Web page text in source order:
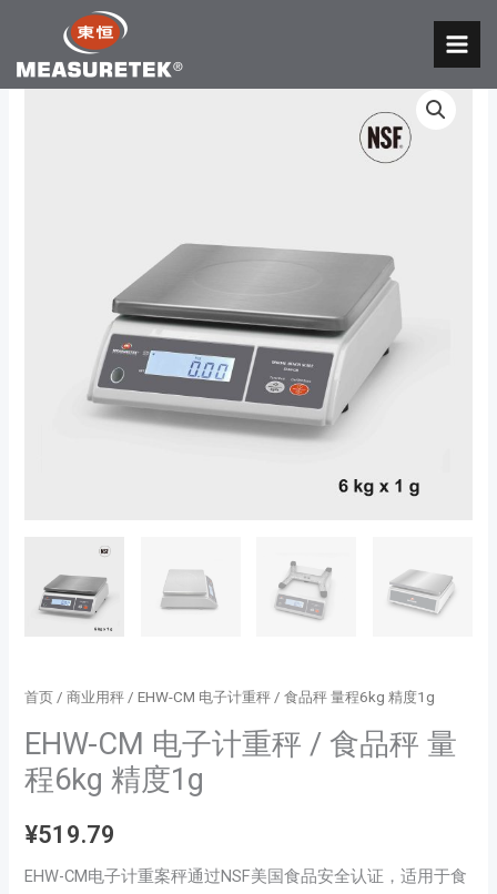
首页 /商业用秤 / EHW-CM 电子计重秤 / 食品秤 量程6kg 精度1g
EHW-CM 电子计重秤 / 食品秤 量
程6kg 精度1g
¥519.79
EHW-CM电子计重案秤通过NSF美国食品安全认证，适用于食